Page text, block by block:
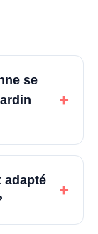
se
+
adapté
+